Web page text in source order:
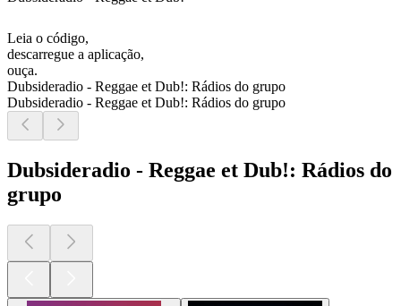
Leia o código,
descarregue a aplicação,
ouça.
Dubsideradio - Reggae et Dub!: Rádios do grupo
Dubsideradio - Reggae et Dub!: Rádios do grupo
Dubsideradio - Reggae et Dub!: Rádios do
grupo